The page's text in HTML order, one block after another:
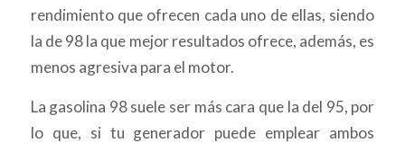
rendimiento que ofrecen cada uno de ellas, siendo
la de 98 la que mejor resultados ofrece, además, es
menos agresiva para el motor.
La gasolina 98 suele ser más cara que la del 95, por
lo que, si tu generador puede emplear ambos